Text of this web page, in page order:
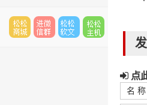
点
名 称